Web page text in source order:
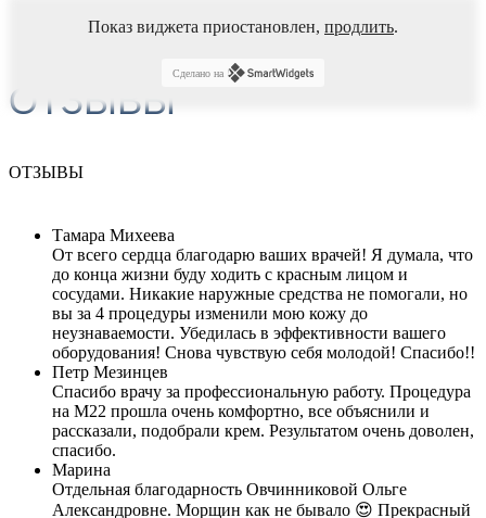
ОТЗЫВЫ
Показ виджета приостановлен, продлить.
Сделано на
ОТЗЫВЫ
Тамара Михеева
От всего сердца благодарю ваших врачей! Я думала, что
до конца жизни буду ходить с красным лицом и
сосудами. Никакие наружные средства не помогали, но
вы за 4 процедуры изменили мою кожу до
неузнаваемости. Убедилась в эффективности вашего
оборудования! Снова чувствую себя молодой! Спасибо!!
Петр Мезинцев
Спасибо врачу за профессиональную работу. Процедура
на М22 прошла очень комфортно, все объяснили и
рассказали, подобрали крем. Результатом очень доволен,
спасибо.
Марина
Отдельная благодарность Овчинниковой Ольге
Александровне. Морщин как не бывало 😍 Прекрасный